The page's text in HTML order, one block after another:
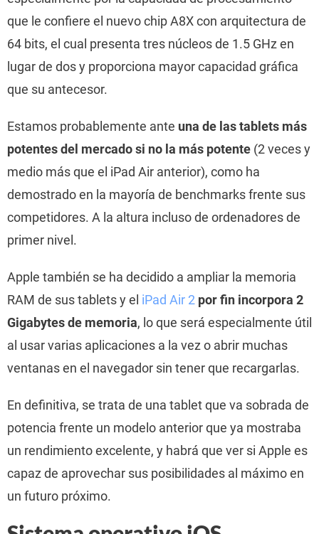
que le confiere el nuevo chip A8X con arquitectura de
64 bits, el cual presenta tres núcleos de 1.5 GHz en
lugar de dos y proporciona mayor capacidad gráfica
que su antecesor.
Estamos probablemente ante una de las tablets más
potentes del mercado si no la más potente (2 veces y
medio más que el iPad Air anterior), como ha
demostrado en la mayoría de benchmarks frente sus
competidores. A la altura incluso de ordenadores de
primer nivel.
Apple también se ha decidido a ampliar la memoria
RAM de sus tablets y el iPad Air 2 por fin incorpora 2
Gigabytes de memoria, lo que será especialmente útil
al usar varias aplicaciones a la vez o abrir muchas
ventanas en el navegador sin tener que recargarlas.
En definitiva, se trata de una tablet que va sobrada de
potencia frente un modelo anterior que ya mostraba
un rendimiento excelente, y habrá que ver si Apple es
capaz de aprovechar sus posibilidades al máximo en
un futuro próximo.